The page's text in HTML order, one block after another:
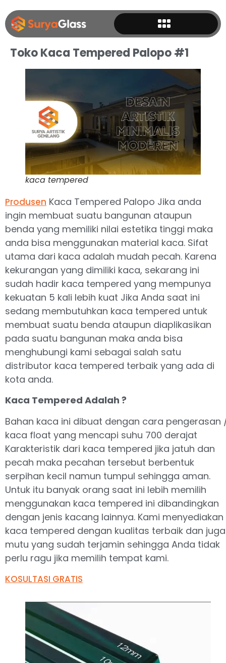
Toko Kaca Tempered Palopo #1
kaca tempered
Produsen Kaca Tempered Palopo Jika anda
ingin membuat suatu bangunan ataupun
benda yang memiliki nilai estetika tinggi maka
anda bisa menggunakan material kaca. Sifat
utama dari kaca adalah mudah pecah. Karena
kekurangan yang dimiliki kaca, sekarang ini
sudah hadir kaca tempered yang mempunya
kekuatan 5 kali lebih kuat Jika Anda saat ini
sedang membutuhkan kaca tempered untuk
membuat suatu benda ataupun diaplikasikan
pada suatu bangunan maka anda bisa
menghubungi kami sebagai salah satu
distributor kaca tempered terbaik yang ada di
kota anda.
Kaca Tempered Adalah ?
Bahan kaca ini dibuat dengan cara pengerasan
kaca float yang mencapi suhu 700 derajat
Karakteristik dari kaca tempered jika jatuh dan
pecah maka pecahan tersebut berbentuk
serpihan kecil namun tumpul sehingga aman.
Untuk itu banyak orang saat ini lebih memilih
menggunakan kaca tempered ini dibandingkan
dengan jenis kacang lainnya. Kami menyediakan
kaca tempered dengan kualitas terbaik dan juga
mutu yang sudah terjamin sehingga Anda tidak
perlu ragu jika memilih tempat kami.
KOSULTASI GRATIS